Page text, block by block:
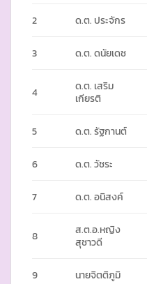
2 ด.ต. ประจักร
3 ด.ต. ดนัยเดช
4
ด.ต. เสริม
เกียรติ
5 ด.ต. รัฐกานต์
6 ด.ต. วัชระ
7 ด.ต. อนิสงค์
8
ส.ต.อ.หญิง
สุชาวดี
9 นายจิตติภูมิ